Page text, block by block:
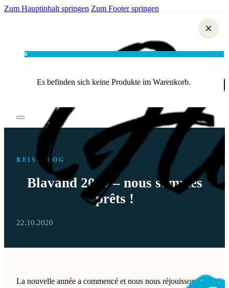
Zum Hauptinhalt springen Zum Footer springen
0
Es befinden sich keine Produkte im Warenkorb.
×
REISEBLOG
Blavand 2019 – nous sommes
prêts !
22.10.2020
La nouvelle année a commencé et nous nous réjouissons